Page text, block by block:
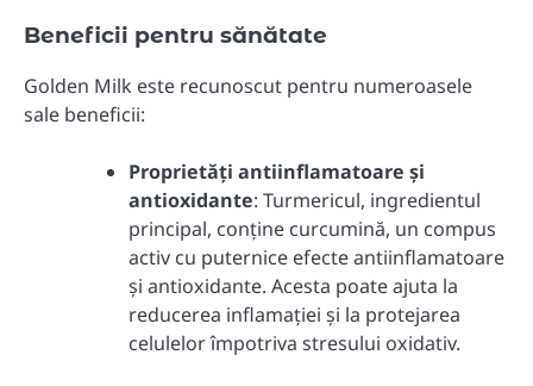
Beneficii pentru sănătate
Golden Milk este recunoscut pentru numeroasele
sale beneficii:
Proprietăți antiinflamatoare și
antioxidante: Turmericul, ingredientul
principal, conține curcumină, un compus
activ cu puternice efecte antiinflamatoare
și antioxidante. Acesta poate ajuta la
reducerea inflamației și la protejarea
celulelor împotriva stresului oxidativ.